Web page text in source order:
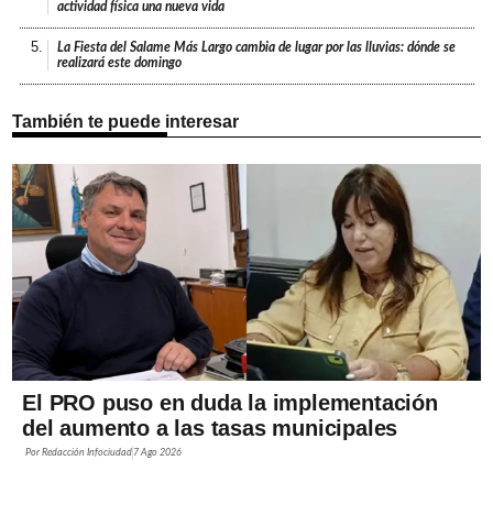
actividad física una nueva vida
5.
La Fiesta del Salame Más Largo cambia de lugar por las lluvias: dónde se
realizará este domingo
También te puede interesar
El PRO puso en duda la implementación
del aumento a las tasas municipales
PorRedacción Infociudad 7 Ago 2026